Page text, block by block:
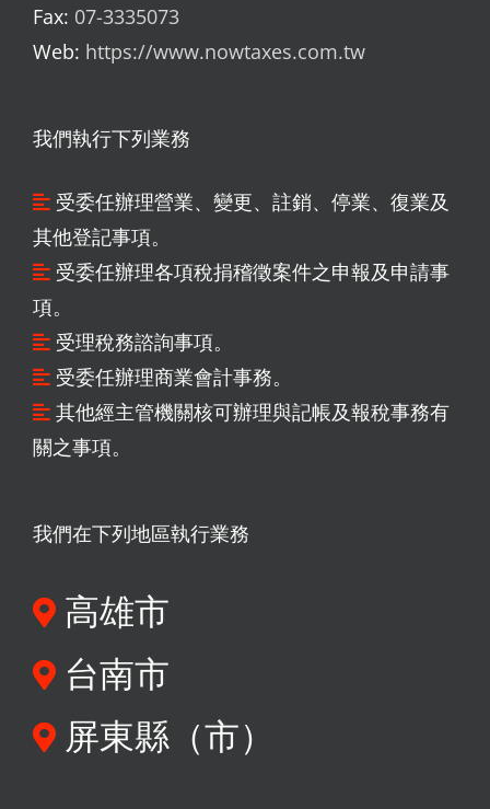
Fax: 07-3335073
Web: https://www.nowtaxes.com.tw
我們執行下列業務
受委任辦理營業、變更、註銷、停業、復業及
其他登記事項。
受委任辦理各項稅捐稽徵案件之申報及申請事
項。
受理稅務諮詢事項。
受委任辦理商業會計事務。
其他經主管機關核可辦理與記帳及報稅事務有
關之事項。
我們在下列地區執行業務
高雄市
台南市
屏東縣（市）